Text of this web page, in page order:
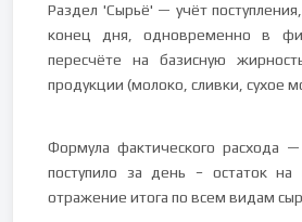
Раздел 'Сырьё' — учёт
конец дня, одновременно в
пересчёте на базисную
продукции (молоко, сливки, сухое
Формула фактического расхода
поступило за день − остаток на
отражение итога по всем видам